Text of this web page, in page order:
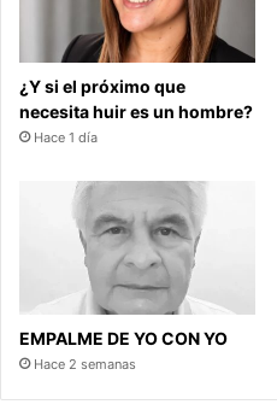
¿Y si el próximo que
necesita huir es un hombre?
Hace 1 día
EMPALME DE YO CON YO
Hace 2 semanas